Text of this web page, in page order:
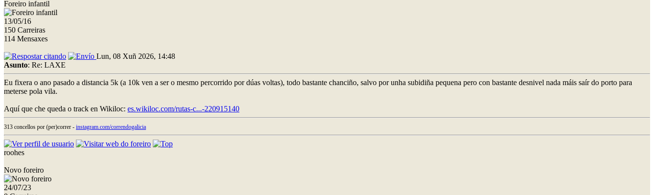
Foreiro infantil
13/05/16
150 Carreiras
114 Mensaxes
Lun, 08 Xuñ 2026, 14:48
Asunto: Re: LAXE
Eu fixera o ano pasado a distancia 5k (a 10k ven a ser o mesmo percorrido por dúas voltas), todo bastante chanciño, salvo por unha subidiña pequena pero con bastante desnivel nada máis saír do porto para
meterse pola vila.
Aquí que che queda o track en Wikiloc: es.wikiloc.com/rutas-c...-220915140
313 concellos por (per)correr - instagram.com/correndogalicia
roohes
Novo foreiro
24/07/23